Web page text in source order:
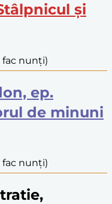
și
fac nunți)
ep.
de minuni
fac nunți)